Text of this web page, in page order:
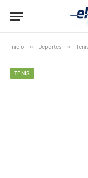
Inicio » Deportes »
TENIS